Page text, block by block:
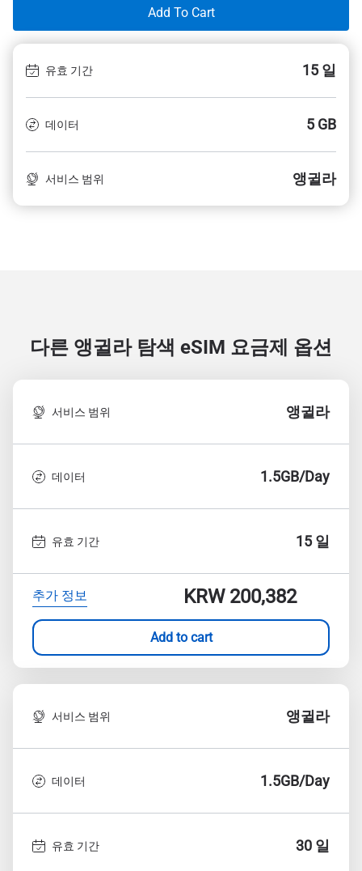
Add To Cart
유효 기간 15 일
데이터 5 GB
서비스 범위 앵귈라
다른 앵귈라 탐색 eSIM 요금제 옵션
서비스 범위 앵귈라
데이터 1.5GB/Day
유효 기간 15 일
추가 정보 KRW 200,382
Add to cart
서비스 범위 앵귈라
데이터 1.5GB/Day
유효 기간 30 일